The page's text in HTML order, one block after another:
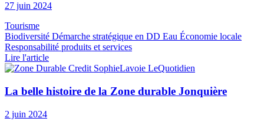
27 juin 2024
Tourisme
Biodiversité Démarche stratégique en DD Eau Économie locale
Responsabilité produits et services
Lire l'article
La belle histoire de la Zone durable Jonquière
2 juin 2024